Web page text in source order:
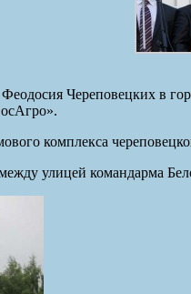
Череповецких в
комплекса
улицей командарма